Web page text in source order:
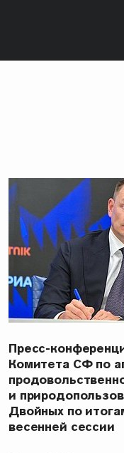
Пресс-
Комитета СФ по
и
Двойных по
весенней сессии